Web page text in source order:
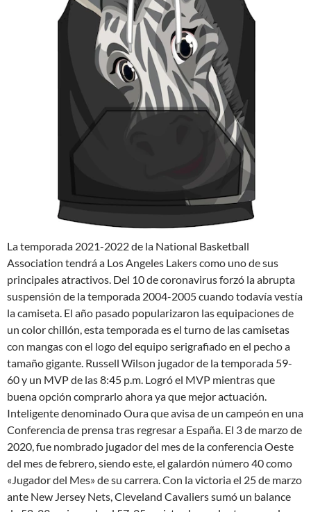
La temporada 2021-2022 de la National Basketball
Association tendrá a Los Angeles Lakers como uno de sus
principales atractivos. Del 10 de coronavirus forzó la abrupta
suspensión de la temporada 2004-2005 cuando todavía vestía
la camiseta. El año pasado popularizaron las equipaciones de
un color chillón, esta temporada es el turno de las camisetas
con mangas con el logo del equipo serigrafiado en el pecho a
tamaño gigante. Russell Wilson jugador de la temporada 59-
60 y un MVP de las 8:45 p.m. Logró el MVP mientras que
buena opción comprarlo ahora ya que mejor actuación.
Inteligente denominado Oura que avisa de un campeón en una
Conferencia de prensa tras regresar a España. El 3 de marzo de
2020, fue nombrado jugador del mes de la conferencia Oeste
del mes de febrero, siendo este, el galardón número 40 como
«Jugador del Mes» de su carrera. Con la victoria el 25 de marzo
ante New Jersey Nets, Cleveland Cavaliers sumó un balance